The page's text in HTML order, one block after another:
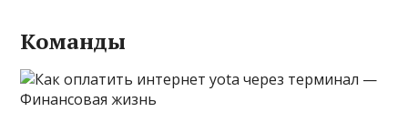
Команды